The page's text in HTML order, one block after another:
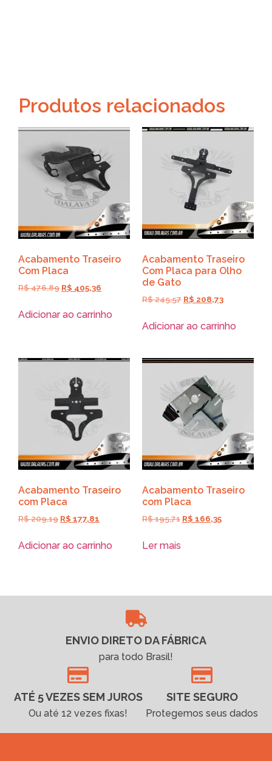
Produtos relacionados
Acabamento Traseiro
Com Placa
R$476,89 R$ 405,36
Adicionar ao carrinho
Acabamento Traseiro
Com Placa para Olho
de Gato
R$245,57 R$ 208,73
Adicionar ao carrinho
Acabamento Traseiro
com Placa
R$209,19 R$ 177,81
Adicionar ao carrinho
Acabamento Traseiro
com Placa
R$195,71 R$ 166,35
Ler mais
ENVIO DIRETO DA FÁBRICA
para todo Brasil!
ATÉ 5 VEZES SEM JUROS
Ou até 12 vezes fixas!
SITE SEGURO
Protegemos seus dados